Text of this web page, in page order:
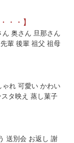
・・】
奥さん 旦那さん
輩 後輩 祖父 祖母
れ 可愛い かわい
タ映え 蒸し菓子
送別会 お返し 謝